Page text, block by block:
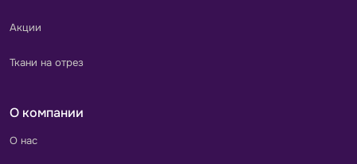
Акции
Ткани на отрез
О компании
О нас